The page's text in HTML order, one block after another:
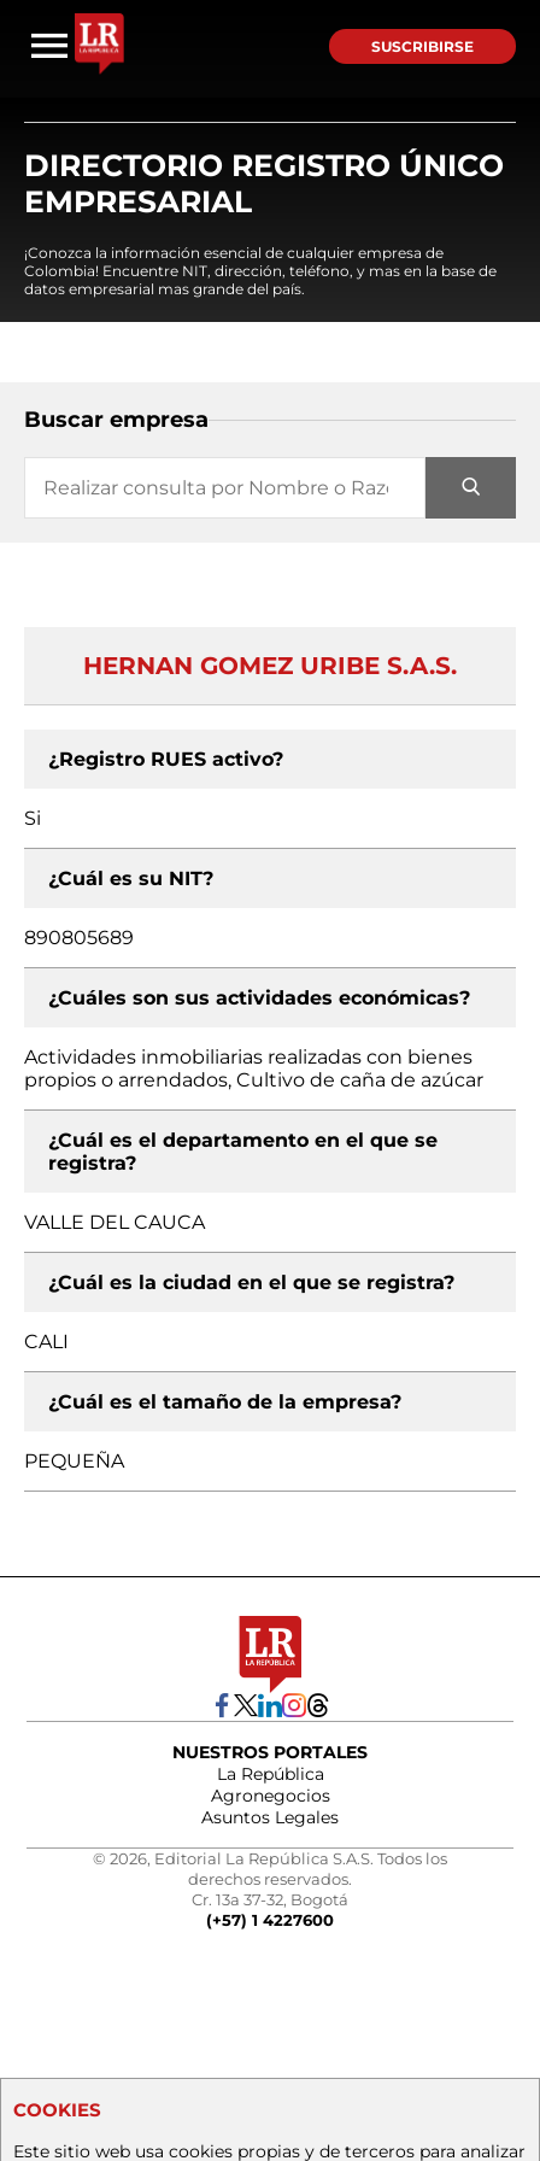
SUSCRIBIRSE
DIRECTORIO REGISTRO ÚNICO
EMPRESARIAL
¡Conozca la información esencial de cualquier empresa de
Colombia! Encuentre NIT, dirección, teléfono, y mas en la base de
datos empresarial mas grande del país.
Buscar empresa
HERNAN GOMEZ URIBE S.A.S.
¿Registro RUES activo?
Si
¿Cuál es su NIT?
890805689
¿Cuáles son sus actividades económicas?
Actividades inmobiliarias realizadas con bienes
propios o arrendados, Cultivo de caña de azúcar
¿Cuál es el departamento en el que se
registra?
VALLE DEL CAUCA
¿Cuál es la ciudad en el que se registra?
CALI
¿Cuál es el tamaño de la empresa?
PEQUEÑA
NUESTROS PORTALES
La República
Agronegocios
Asuntos Legales
© 2026, Editorial La República S.A.S. Todos los
derechos reservados.
Cr. 13a 37-32, Bogotá
(+57) 1 4227600
COOKIES
Este sitio web usa cookies propias y de terceros para analizar